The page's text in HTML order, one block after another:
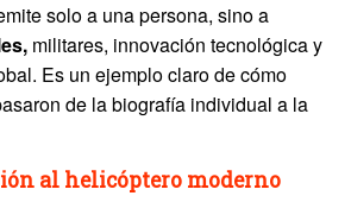
solo a una persona, sino a
militares, innovación tecnológica y
Es un ejemplo claro de cómo
de la biografía individual a la
al helicóptero moderno